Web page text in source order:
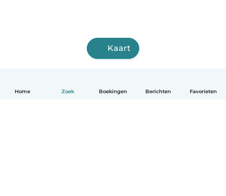
Home Zoek Boekingen Berichten Favorieten
Kaart